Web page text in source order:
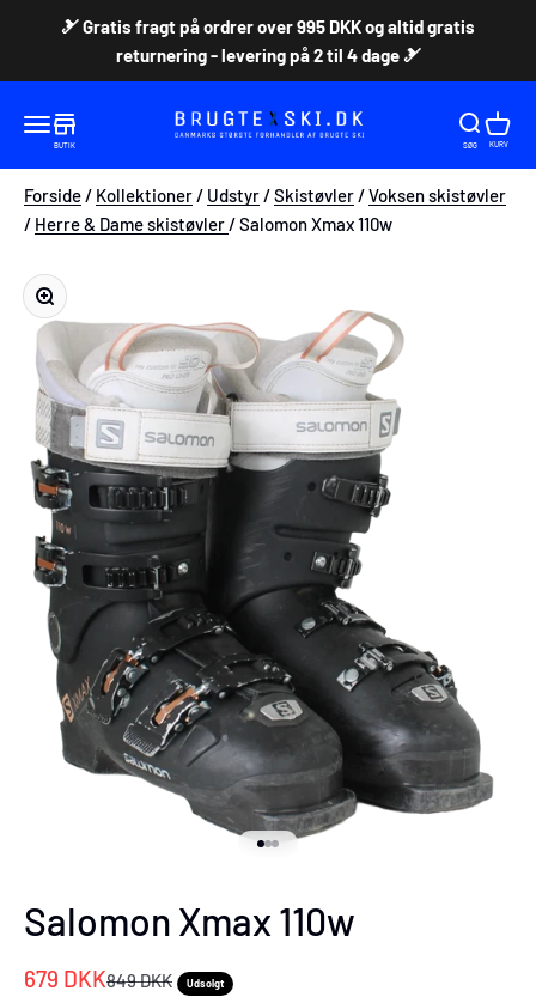
🎿 Gratis fragt på ordrer over 995 DKK og altid gratis
returnering - levering på 2 til 4 dage 🎿
Åbn navigationsmenu
Åbn søgefunktion
BUTIK
Brugteski.dk ApS
Åbn
SØG
Åbn
KURV
Forside/ Kollektioner/ Udstyr/Skistøvler/Voksen skistøvler
/ Herre & Dame skistøvler/ Salomon Xmax 110w
Zoom
Salomon Xmax 110w
Salgspris
679 DKKNormalpris
849 DKK Udsolgt